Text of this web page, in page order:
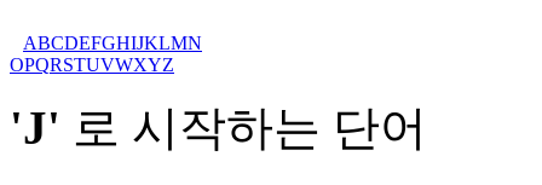
ABCDEFGHIJKLMN
OPQRSTUVWXYZ
'J' 로 시작하는 단어